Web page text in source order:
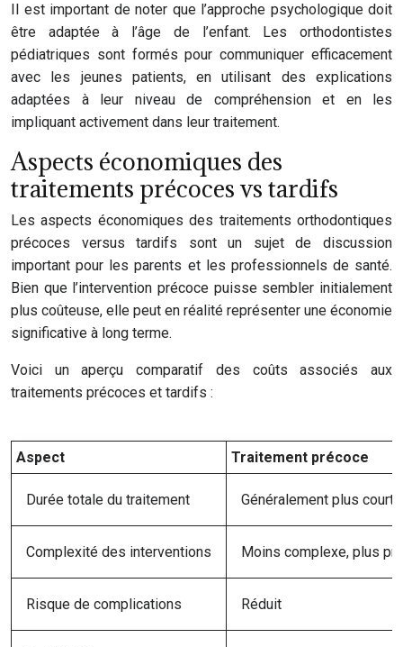
Il est important de noter que l’approche psychologique doit
être adaptée à l’âge de l’enfant. Les orthodontistes
pédiatriques sont formés pour communiquer efficacement
avec les jeunes patients, en utilisant des explications
adaptées à leur niveau de compréhension et en les
impliquant activement dans leur traitement.
Aspects économiques des
traitements précoces vs tardifs
Les aspects économiques des traitements orthodontiques
précoces versus tardifs sont un sujet de discussion
important pour les parents et les professionnels de santé.
Bien que l’intervention précoce puisse sembler initialement
plus coûteuse, elle peut en réalité représenter une économie
significative à long terme.
Voici un aperçu comparatif des coûts associés aux
traitements précoces et tardifs :
Aspect Traitement précoce
Durée totale du traitement Généralement plus courte
Complexité des interventions Moins complexe, plus
Risque de complications Réduit